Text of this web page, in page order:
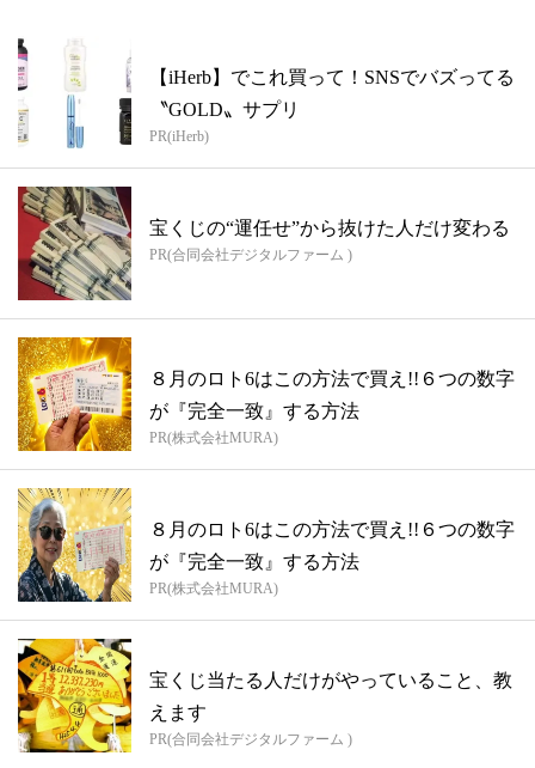
【iHerb】でこれ買って！SNSでバズってる
〝GOLD〟サプリ
PR(iHerb)
宝くじの“運任せ”から抜けた人だけ変わる
PR(合同会社デジタルファーム )
８月のロト6はこの方法で買え!!６つの数字
が『完全一致』する方法
PR(株式会社MURA)
８月のロト6はこの方法で買え!!６つの数字
が『完全一致』する方法
PR(株式会社MURA)
宝くじ当たる人だけがやっていること、教
えます
PR(合同会社デジタルファーム )